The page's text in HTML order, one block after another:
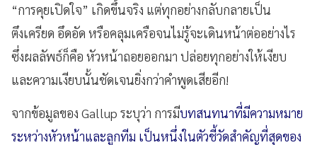
“การคุยเปิดใจ” เกิดขึ้นจริง แต่ทุกอย่างกลับกลายเป็น
ตึงเครียด อึดอัด หรือคลุมเครือจนไม่รู้จะเดินหน้าต่ออย่างไร
ซึ่งผลลัพธ์ก็คือ หัวหน้าถอยออกมา ปล่อยทุกอย่างให้เงียบ
และความเงียบนั้นชัดเจนยิ่งกว่าคำพูดเสียอีก!
จากข้อมูลของ Gallup ระบุว่า การมีบทสนทนาที่มีความหมาย
ระหว่างหัวหน้าและลูกทีม เป็นหนึ่งในตัวชี้วัดสำคัญที่สุดของ